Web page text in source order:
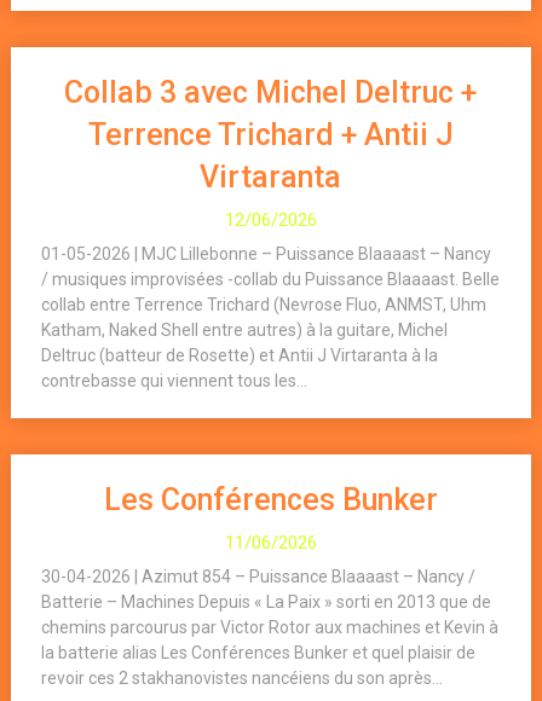
Collab 3 avec Michel Deltruc +
Terrence Trichard + Antii J
Virtaranta
12/06/2026
01-05-2026 | MJC Lillebonne – Puissance Blaaaast – Nancy
/ musiques improvisées -collab du Puissance Blaaaast. Belle
collab entre Terrence Trichard (Nevrose Fluo, ANMST, Uhm
Katham, Naked Shell entre autres) à la guitare, Michel
Deltruc (batteur de Rosette) et Antii J Virtaranta à la
contrebasse qui viennent tous les...
Les Conférences Bunker
11/06/2026
30-04-2026 | Azimut 854 – Puissance Blaaaast – Nancy /
Batterie – Machines Depuis « La Paix » sorti en 2013 que de
chemins parcourus par Victor Rotor aux machines et Kevin à
la batterie alias Les Conférences Bunker et quel plaisir de
revoir ces 2 stakhanovistes nancéiens du son après...